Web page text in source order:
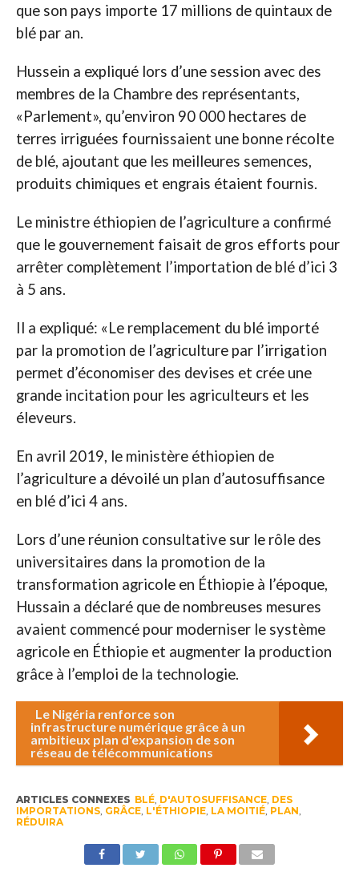
que son pays importe 17 millions de quintaux de
blé par an.
Hussein a expliqué lors d’une session avec des
membres de la Chambre des représentants,
«Parlement», qu’environ 90 000 hectares de
terres irriguées fournissaient une bonne récolte
de blé, ajoutant que les meilleures semences,
produits chimiques et engrais étaient fournis.
Le ministre éthiopien de l’agriculture a confirmé
que le gouvernement faisait de gros efforts pour
arrêter complètement l’importation de blé d’ici 3
à 5 ans.
Il a expliqué: «Le remplacement du blé importé
par la promotion de l’agriculture par l’irrigation
permet d’économiser des devises et crée une
grande incitation pour les agriculteurs et les
éleveurs.
En avril 2019, le ministère éthiopien de
l’agriculture a dévoilé un plan d’autosuffisance
en blé d’ici 4 ans.
Lors d’une réunion consultative sur le rôle des
universitaires dans la promotion de la
transformation agricole en Éthiopie à l’époque,
Hussain a déclaré que de nombreuses mesures
avaient commencé pour moderniser le système
agricole en Éthiopie et augmenter la production
grâce à l’emploi de la technologie.
Le Nigéria renforce son
infrastructure numérique grâce à un
ambitieux plan d'expansion de son
réseau de télécommunications
ARTICLES CONNEXES BLÉ, D'AUTOSUFFISANCE, DES
IMPORTATIONS, GRÂCE, L'ÉTHIOPIE, LA MOITIÉ, PLAN
RÉDUIRA